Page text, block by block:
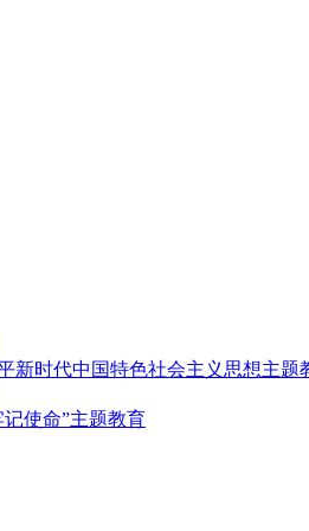
新时代中国特色社会主义思想主题
使命”主题教育